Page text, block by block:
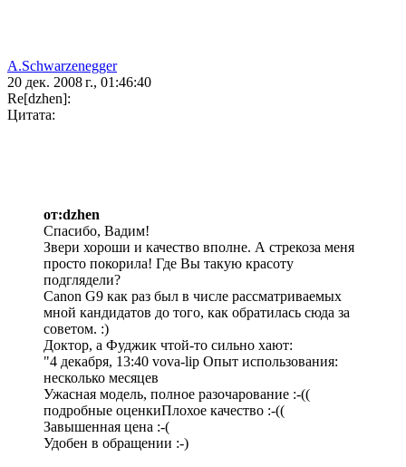
A.Schwarzenegger
20 дек. 2008 г., 01:46:40
Re[dzhen]:
Цитата:
от:dzhen
Спасибо, Вадим!
Звери хороши и качество вполне. А стрекоза меня
просто покорила! Где Вы такую красоту
подглядели?
Canon G9 как раз был в числе рассматриваемых
мной кандидатов до того, как обратилась сюда за
советом. :)
Доктор, а Фуджик чтой-то сильно хают:
"4 декабря, 13:40 vova-lip Опыт использования:
несколько месяцев
Ужасная модель, полное разочарование :-((
подробные оценкиПлохое качество :-((
Завышенная цена :-(
Удобен в обращении :-)